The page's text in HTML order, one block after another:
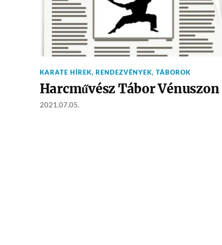
KARATE HÍREK, RENDEZVÉNYEK, TÁBOROK
Harcművész Tábor Vénuszon
2021.07.05.